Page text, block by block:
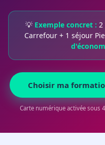
💡 Exemple concret : 2
Carrefour + 1 séjour
Choisir ma
Carte numérique activée sous